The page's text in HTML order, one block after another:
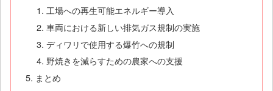
工場への再生可能エネルギー導入
車両における新しい排気ガス規制の実施
ディワリで使用する爆竹への規制
野焼きを減らすための農家への支援
まとめ